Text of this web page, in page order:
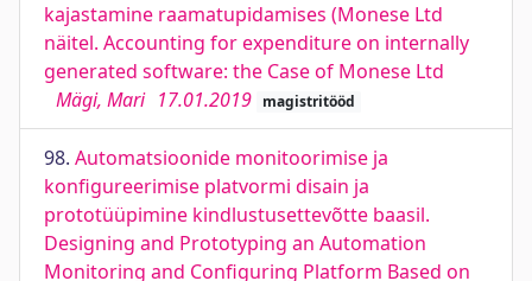
kajastamine raamatupidamises (Monese Ltd
näitel. Accounting for expenditure on internally
generated software: the Case of Monese Ltd
Mägi, Mari 17.01.2019 magistritööd
98. Automatsioonide monitoorimise ja
konfigureerimise platvormi disain ja
prototüüpimine kindlustusettevõtte baasil.
Designing and Prototyping an Automation
Monitoring and Configuring Platform Based on